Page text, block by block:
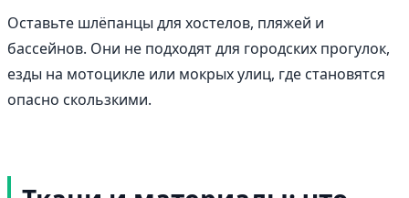
Оставьте шлёпанцы для хостелов, пляжей и
бассейнов. Они не подходят для городских прогулок,
езды на мотоцикле или мокрых улиц, где становятся
опасно скользкими.